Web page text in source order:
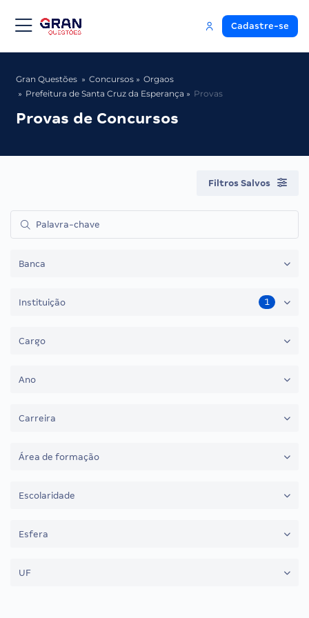
Cadastre-se
Gran Questões Concursos
Orgaos
Prefeitura de Santa Cruz da Esperança
Provas
Provas de Concursos
Filtros Salvos
Banca
Instituição 1
Cargo
Ano
Carreira
Área de formação
Escolaridade
Esfera
UF